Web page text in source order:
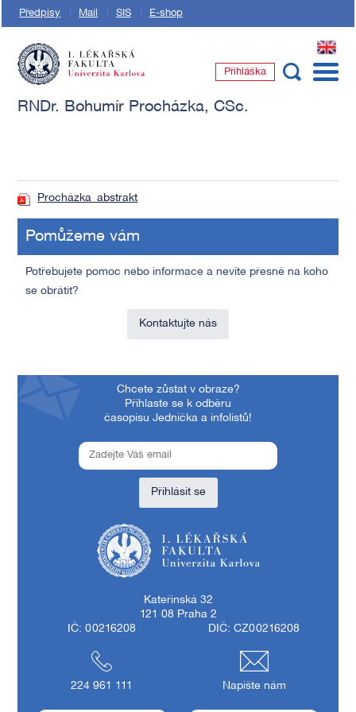
Předpisy Mail SIS E-shop
EN
Přihláška
RNDr. Bohumír Procházka, CSc.
Procházka_abstrakt
Pomůžeme vám
Potřebujete pomoc nebo informace a nevíte přesně na koho
se obrátit?
Kontaktujte nás
Chcete zůstat v obraze?
Přihlaste se k odběru
časopisu Jednička a infolistů!
Přihlásit se
Kateřinská 32
121 08 Praha 2
IČ: 00216208
DIČ: CZ00216208
224 961 111 Napište nám